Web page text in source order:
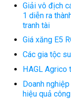
Giải vô địch
1 diễn ra
tranh tài
Giá xăng E5
Các gia tộc
HAGL Agrico
Doanh
hiệu quả